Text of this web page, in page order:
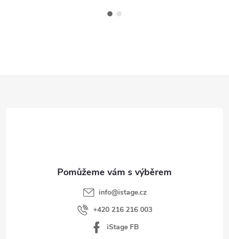
info@istage.cz
+420 216 216 003
iStage FB